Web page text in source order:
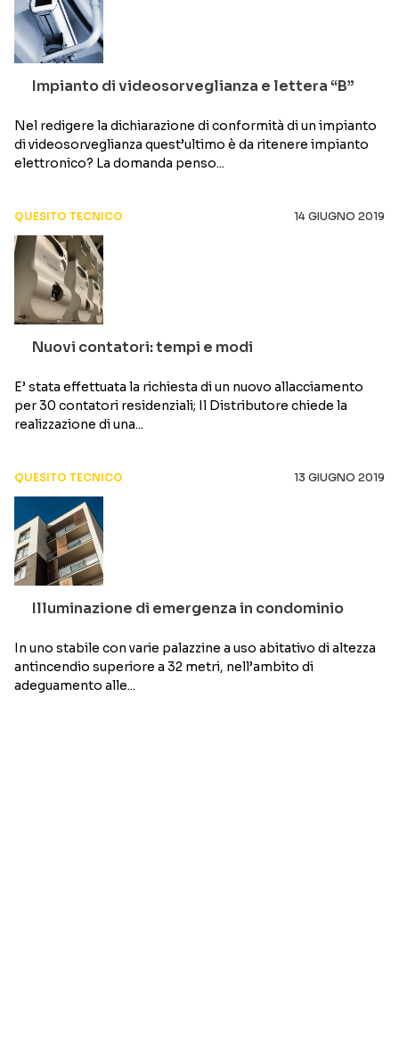
Impianto di videosorveglianza e lettera “B”
Nel redigere la dichiarazione di conformità di un impianto
di videosorveglianza quest’ultimo è da ritenere impianto
elettronico? La domanda penso...
QUESITO TECNICO 14 GIUGNO 2019
Nuovi contatori: tempi e modi
E’ stata effettuata la richiesta di un nuovo allacciamento
per 30 contatori residenziali; Il Distributore chiede la
realizzazione di una...
QUESITO TECNICO 13 GIUGNO 2019
Illuminazione di emergenza in condominio
In uno stabile con varie palazzine a uso abitativo di altezza
antincendio superiore a 32 metri, nell’ambito di
adeguamento alle...